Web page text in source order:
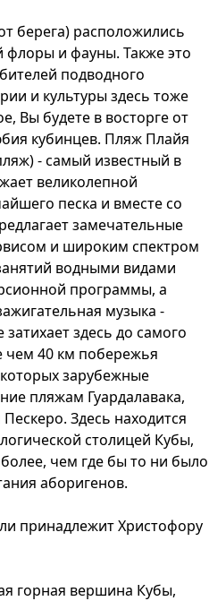
берега) расположились
флоры и фауны. Также это
подводного
и культуры здесь тоже
Вы будете в восторге от
кубинцев. Пляж Плайя
- самый известный в
великолепной
песка и вместе со
замечательные
и широким спектром
водными видами
программы, а
музыка -
здесь до самого
чем 40 км побережья
зарубежные
пляжам Гуардалавака,
Здесь находится
столицей Кубы,
чем где бы то ни было
аборигенов.
принадлежит Христофору
горная вершина Кубы,